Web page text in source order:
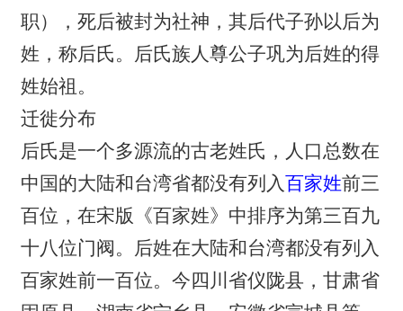
职），死后被封为社神，其后代子孙以后为
姓，称后氏。后氏族人尊公子巩为后姓的得
姓始祖。
迁徙分布
后氏是一个多源流的古老姓氏，人口总数在
中国的大陆和台湾省都没有列入百家姓前三
百位，在宋版《百家姓》中排序为第三百九
十八位门阀。后姓在大陆和台湾都没有列入
百家姓前一百位。今四川省仪陇县，甘肃省